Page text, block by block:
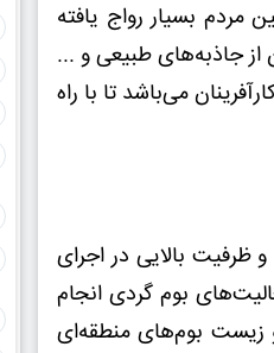
بسیار رواج یافته
از جاذبه‌های طبیعی و ...
می‌باشد تا با راه
ظرفیت بالایی در اجرای
بوم گردی انجام
زیست بوم‌های منطقه‌ای